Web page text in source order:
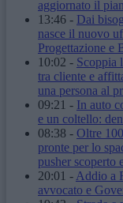
aggiornato il
13:46 - Dai
nasce il nuovo
Progettazione e
10:02 - Scoppia
tra cliente e
una persona al
09:21 - In auto
e un coltello:
08:38 - Oltre
pronte per lo
pusher scoperto
20:01 - Addio a
avvocato e